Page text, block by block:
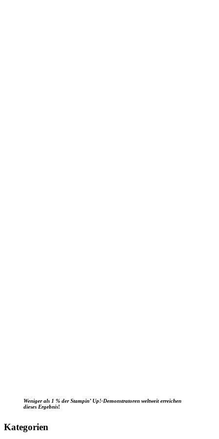
Weniger als 1 % der Stampin’ Up!-Demonstratoren weltweit erreichen
dieses Ergebnis!
Kategorien